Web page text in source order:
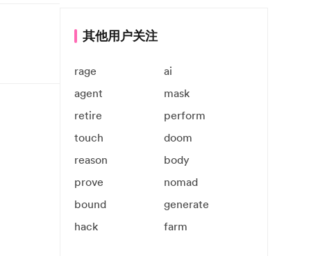
其他用户关注
rage
ai
agent
mask
retire
perform
touch
doom
reason
body
prove
nomad
bound
generate
hack
farm